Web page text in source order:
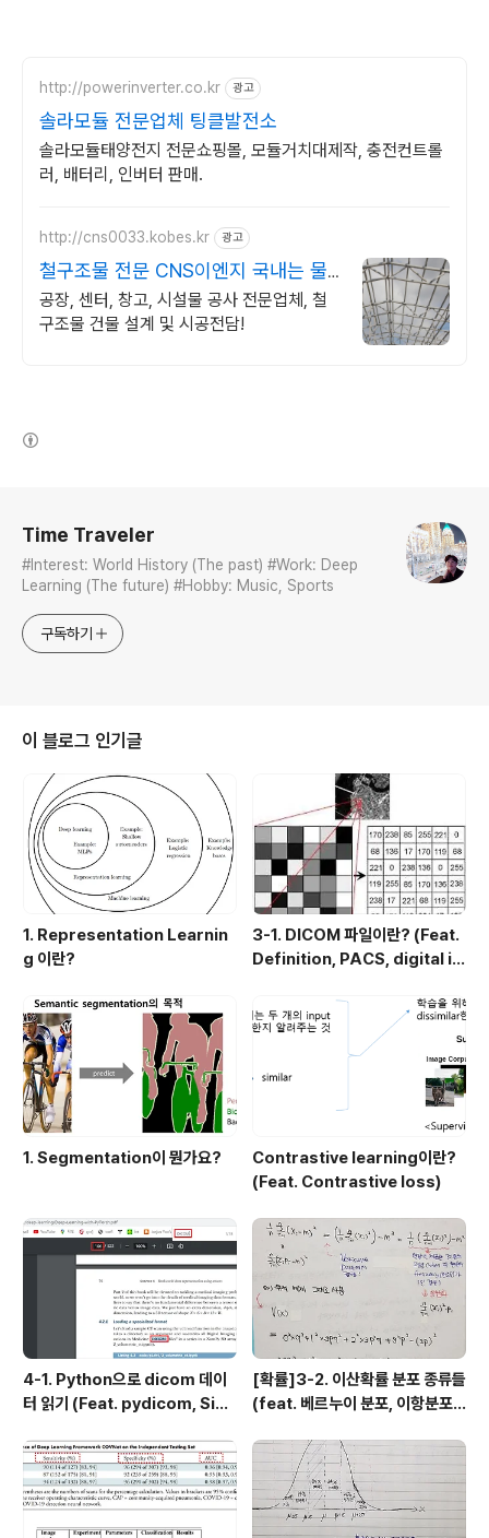
http://powerinverter.co.kr 광고
솔라모듈 전문업체 팅클발전소
솔라모듈태양전지 전문쇼핑몰, 모듈거치대제작, 충전컨트롤
러, 배터리, 인버터 판매.
http://cns0033.kobes.kr 광고
철구조물 전문 CNS이엔지 국내는 물
론 해외수출까지!
공장, 센터, 창고, 시설물 공사 전문업체, 철
구조물 건물 설계 및 시공전담!
Time Traveler
#Interest: World History (The past) #Work: Deep
Learning (The future) #Hobby: Music, Sports
구독하기
이 블로그 인기글
1. Representation Learnin
g 이란?
3-1. DICOM 파일이란? (Feat.
Definition, PACS, digital i
1. Segmentation이 뭔가요?
Contrastive learning이란?
(Feat. Contrastive loss)
4-1. Python으로 dicom 데이
터 읽기 (Feat. pydicom, Sim
[확률]3-2. 이산확률 분포 종류들
(feat. 베르누이 분포, 이항분포,
포, 포아송 분포